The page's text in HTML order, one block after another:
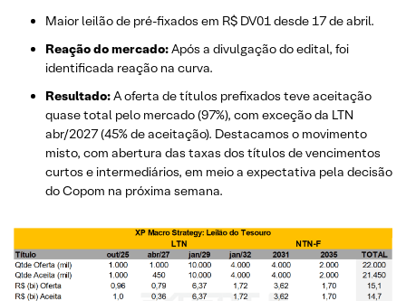
Maior leilão de pré-fixados em R$ DV01 desde 17 de abril.
Reação do mercado:Após a divulgação do edital, foi
identificada reação na curva.
Resultado:A oferta de títulos prefixados teve aceitação
quase total pelo mercado (97%), com exceção da LTN
abr/2027 (45% de aceitação). Destacamos o movimento
misto, com abertura das taxas dos títulos de vencimentos
curtos e intermediários, em meio a expectativa pela decisão
do Copom na próxima semana.